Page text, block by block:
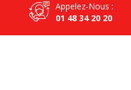
Appelez-Nous :
01 48 34 20 20